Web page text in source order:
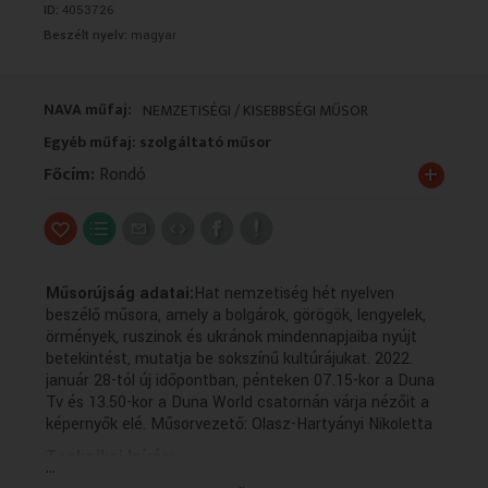
ID: 4053726
Beszélt nyelv: magyar
NAVA műfaj: NEMZETISÉGI / KISEBBSÉGI MŰSOR
Egyéb műfaj: szolgáltató műsor
Főcím: Rondó +
Műsorújság adatai:Hat nemzetiség hét nyelven
beszélő műsora, amely a bolgárok, görögök, lengyelek,
örmények, ruszinok és ukránok mindennapjaiba nyújt
betekintést, mutatja be sokszínű kultúrájukat. 2022.
január 28-tól új időpontban, pénteken 07.15-kor a Duna
Tv és 13.50-kor a Duna World csatornán várja nézőit a
képernyők elé. Műsorvezető: Olasz-Hartyányi Nikoletta
A műsorszolgáltatói információk forrása változó
...